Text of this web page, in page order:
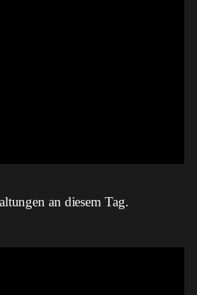
an diesem Tag.